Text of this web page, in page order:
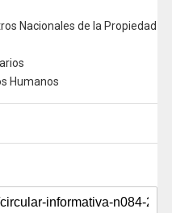
Nacionales de la Propiedad
Humanos